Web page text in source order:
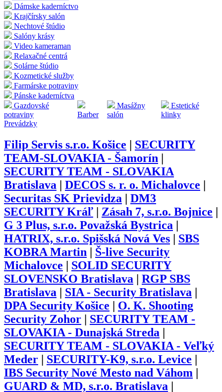
Dámske kaderníctvo
Krajčírsky salón
Nechtové štúdio
Salóny krásy
Video kameraman
Relaxačné centrá
Solárne štúdio
Kozmetické služby
Farmárske potraviny
Pánske kaderníctva
Gazdovské
potraviny
Barber
Masážny
salón
Estetické
klinky
Prevádzky
Filip Servis s.r.o. Košice
SECURITY
TEAM-SLOVAKIA - Šamorín
SECURITY TEAM - SLOVAKIA
Bratislava
DECOS s. r. o. Michalovce
Securitas SK Prievidza
DM3
SECURITY Kráľ
Zásah 7, s.r.o. Bojnice
G 3 Plus, s.r.o. Považská Bystrica
HATRIX, s.r.o. Spišská Nová Ves
SBS
KOBRA Martin
Š-live Security
Michalovce
SOLID SECURITY
SLOVENSKO Bratislava
RGP SBS
Bratislava
SIA - Security Bratislava
DPA Security Košice
O. K. Shooting
Security Zohor
SECURITY TEAM -
SLOVAKIA - Dunajská Streda
SECURITY TEAM - SLOVAKIA - Veľký
Meder
SECURITY-K9, s.r.o. Levice
IBS Security Nové Mesto nad Váhom
GUARD & MD, s.r.o. Bratislava